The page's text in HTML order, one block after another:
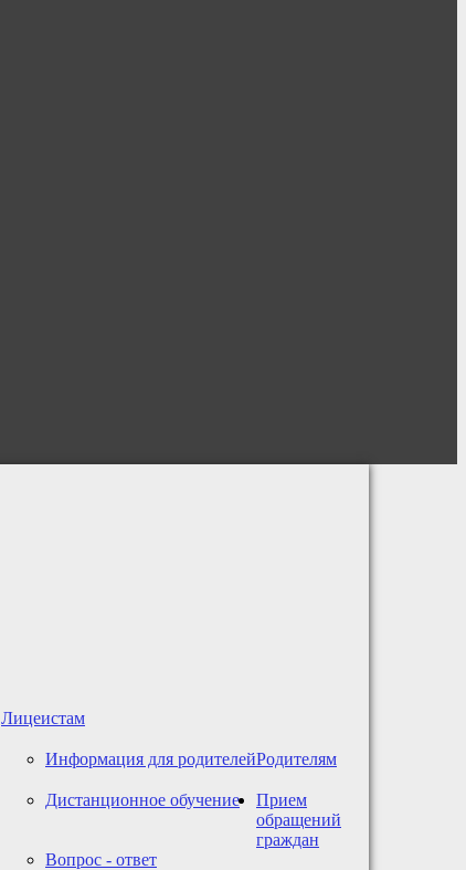
Лицеистам
Родителям
Информация для родителей
Дистанционное обучение
Прием
обращений
граждан
Вопрос - ответ